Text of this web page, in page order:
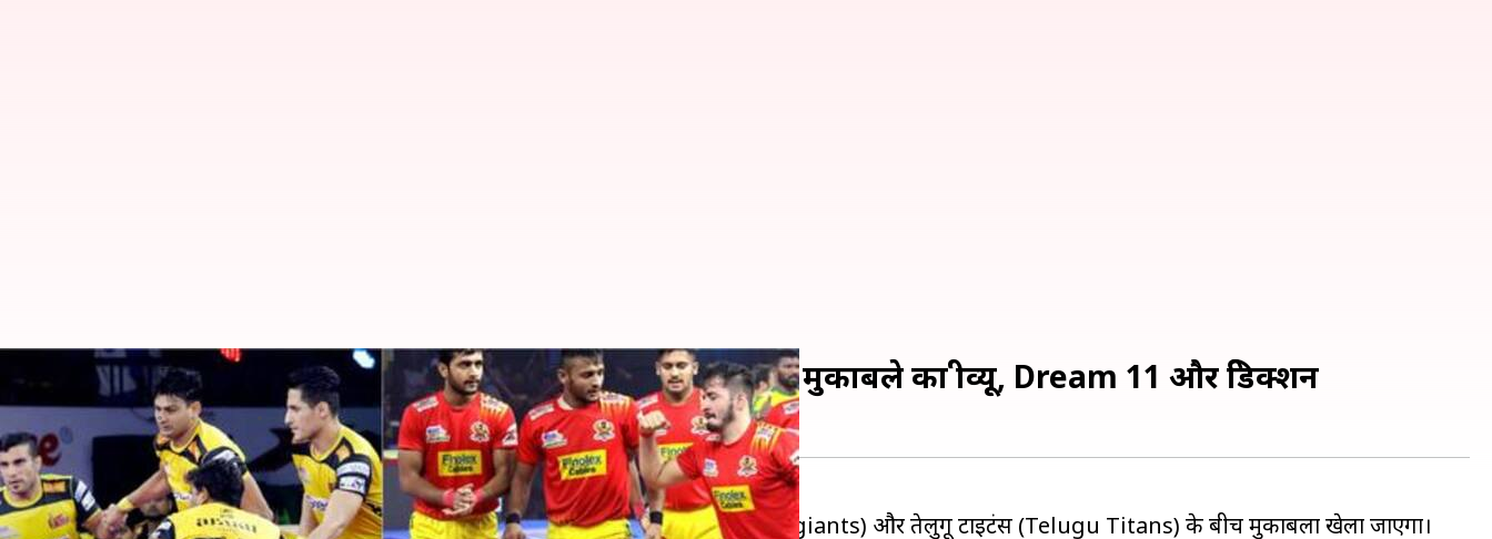
प्रो कबड्डी लीग 2019: गुजरात फॉर्च्यूनजॉयंट्स बनाम तेलुगू टाइटंस मुकाबले का प्रीव्यू, Dream 11 और प्रेडिक्शन
Neeraj Pandey Aug 11, 2019 12:33 pm
क्या है खबर?
प्रो कबड्डी लीग (Pro Kabaddi League) में आज गुजरात फॉर्च्यूनजॉयंट्स (Gujarat Fortunegiants) और तेलुगू टाइटंस (Telugu Titans) के बीच मुकाबला खेला जाएगा।